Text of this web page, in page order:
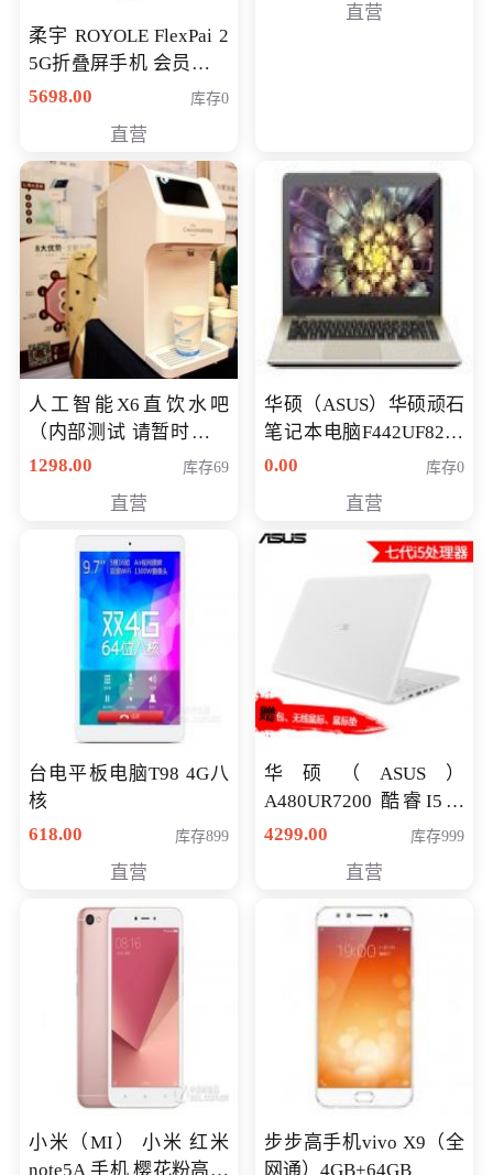
柔宇 ROYOLE FlexPai 2
5G折叠屏手机 会员专享
购买价格 4998元
5698.00 库存0
直营
直营
人工智能X6直饮水吧
（内部测试 请暂时不要
购买）
1298.00 库存69
直营
华硕（ASUS）华硕顽石
笔记本电脑F442UF8250
八代独显轻薄办公商务
0.00 库存0
直营
台电平板电脑T98 4G八
核
618.00
库存899
直营
华硕（ASUS）
A480UR7200 酷睿I5超
薄学生办公游戏独显笔
NV930-2G独
4299.00 库存999
直营
小米（MI） 小米 红米
note5A 手机 樱花粉高配
步步高手机vivo X9（全
网通）4GB+64GB